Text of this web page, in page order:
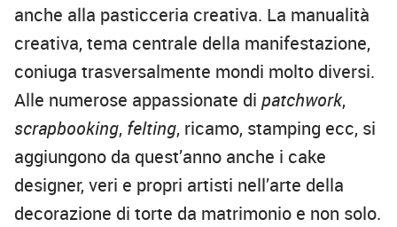
anche alla pasticceria creativa. La manualità
creativa, tema centrale della manifestazione,
coniuga trasversalmente mondi molto diversi.
Alle numerose appassionate di patchwork,
scrapbooking, felting, ricamo, stamping ecc, si
aggiungono da quest’anno anche i cake
designer, veri e propri artisti nell’arte della
decorazione di torte da matrimonio e non solo.